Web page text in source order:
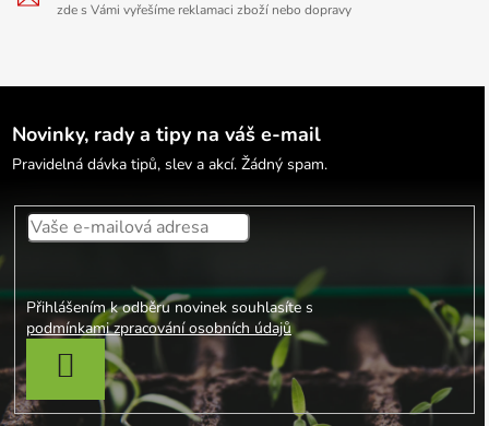
zde s Vámi vyřešíme reklamaci zboží nebo dopravy
Novinky, rady a tipy na váš e-mail
Pravidelná dávka tipů, slev a akcí. Žádný spam.
Přihlášením k odběru novinek souhlasíte s
podmínkami zpracování osobních údajů
PŘIHLÁSIT SE